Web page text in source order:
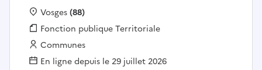
Localisation :
Vosges(88)
Fonction publique :
Fonction publique Territoriale
Employeur :
Communes
En ligne depuis le 29 juillet 2026